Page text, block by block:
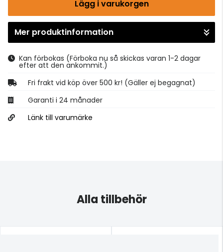
Lägg i varukorgen
Gå till kassan
Mer produktinformation
Kan förbokas (Förboka nu så skickas varan 1-2 dagar
efter att den ankommit.)
Fri frakt vid köp över 500 kr! (Gäller ej begagnat)
Garanti i 24 månader
Länk till varumärke
Alla tillbehör